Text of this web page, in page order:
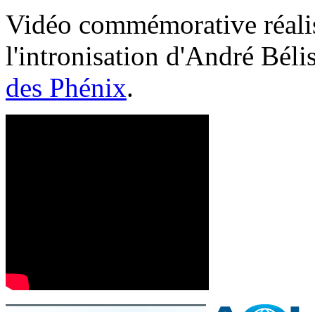
Vidéo commémorative
l'intronisation d'André
des Phénix.